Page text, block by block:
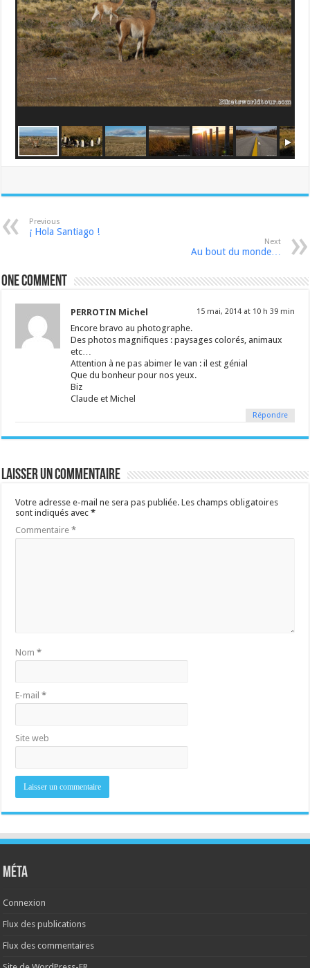
Previous
¡ Hola Santiago !
Next
Au bout du monde…
One comment
PERROTIN Michel 15 mai, 2014 at 10 h 39 min
Encore bravo au photographe.
Des photos magnifiques : paysages colorés, animaux
etc…
Attention à ne pas abimer le van : il est génial
Que du bonheur pour nos yeux.
Biz
Claude et Michel
Répondre
Laisser un commentaire
Votre adresse e-mail ne sera pas publiée. Les champs obligatoires
sont indiqués avec*
Commentaire*
Nom*
E-mail*
Site web
Méta
Connexion
Flux des publications
Flux des commentaires